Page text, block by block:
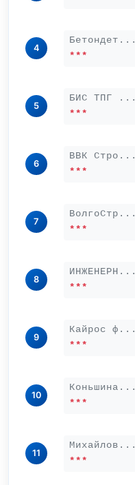
4
Бетондет...
***
5
БИС ТПГ ...
***
6
ВВК Стро...
***
7
ВолгоСтр...
***
8
ИНЖЕНЕРН...
***
9
Кайрос ф...
***
10
Коньшина...
***
11
Михайлов...
***